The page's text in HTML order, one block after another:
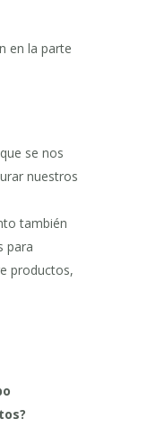
en la parte
se nos
nuestros
también
para
productos,